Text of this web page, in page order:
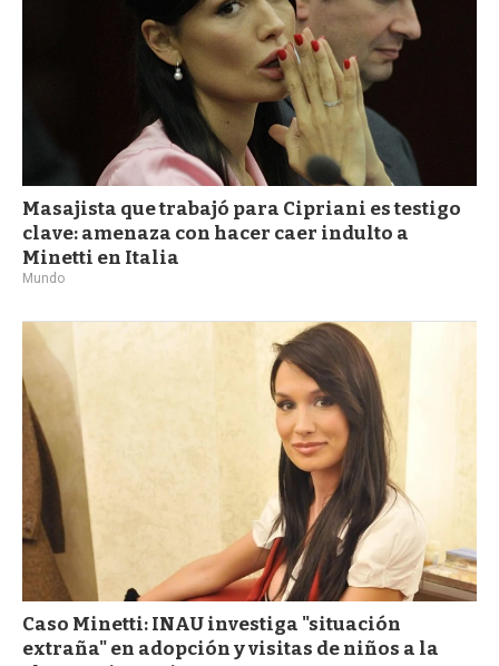
Masajista que trabajó para Cipriani es testigo
clave: amenaza con hacer caer indulto a
Minetti en Italia
Mundo
Caso Minetti: INAU investiga "situación
extraña" en adopción y visitas de niños a la